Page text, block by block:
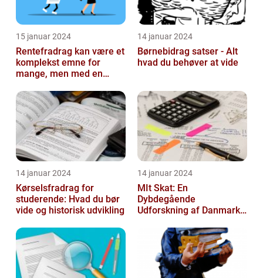
15 januar 2024
Rentefradrag kan være et
komplekst emne for
mange, men med en
kan man nemt og ...
14 januar 2024
Børnebidrag satser - Alt
hvad du behøver at vide
14 januar 2024
Kørselsfradrag for
studerende: Hvad du bør
vide og historisk udvikling
14 januar 2024
MIt Skat: En
Dybdegående
Udforskning af Danmarks